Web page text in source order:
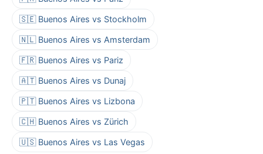
🇸🇪 Buenos Aires vs Stockholm
🇳🇱 Buenos Aires vs Amsterdam
🇫🇷 Buenos Aires vs Pariz
🇦🇹 Buenos Aires vs Dunaj
🇵🇹 Buenos Aires vs Lizbona
🇨🇭 Buenos Aires vs Zürich
🇺🇸 Buenos Aires vs Las Vegas